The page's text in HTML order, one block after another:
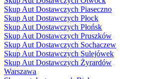
Skup Aut Dostawczych Piaseczno
Skup Aut Dostawczych Płock
Skup Aut Dostawczych Płońsk
Skup Aut Dostawczych Pruszków
Skup Aut Dostawczych Sochaczew
Skup Aut Dostawczych Sulejówek
Skup Aut Dostawczych Żyrardów
Warszawa